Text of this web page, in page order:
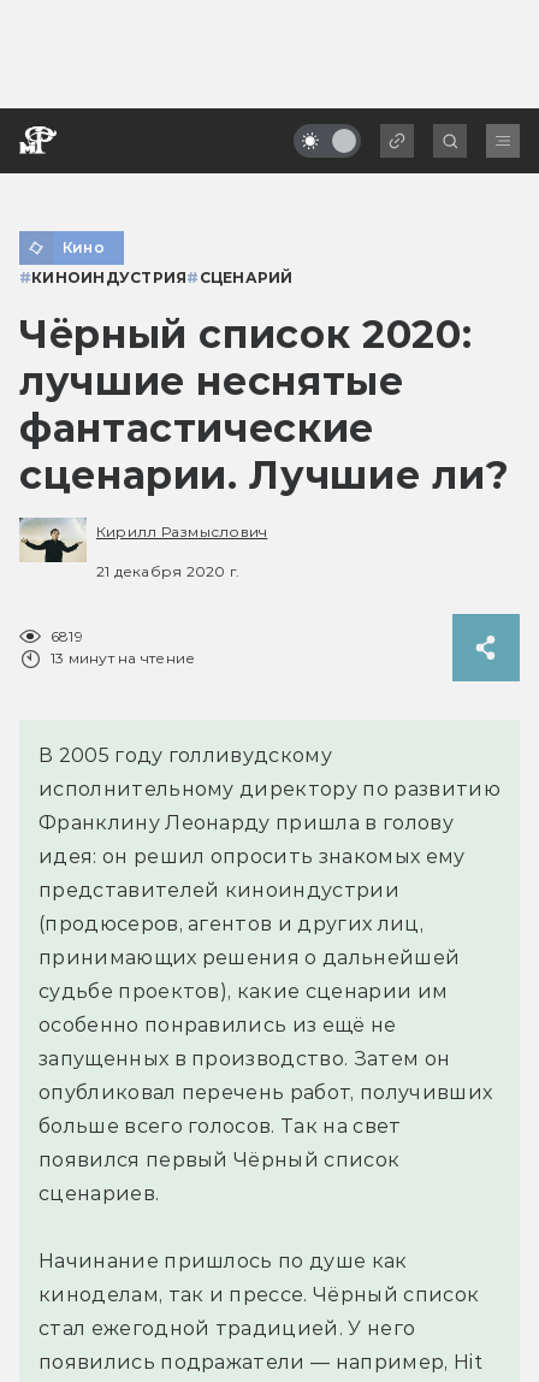
Кино
#КИНОИНДУСТРИЯ# СЦЕНАРИЙ
Чёрный список 2020:
лучшие неснятые
фантастические
сценарии. Лучшие ли?
Кирилл Размыслович
21 декабря 2020 г.
6819
13 минут на чтение
В 2005 году голливудскому
исполнительному директору по развитию
Франклину Леонарду пришла в голову
идея: он решил опросить знакомых ему
представителей киноиндустрии
(продюсеров, агентов и других лиц,
принимающих решения о дальнейшей
судьбе проектов), какие сценарии им
особенно понравились из ещё не
запущенных в производство. Затем он
опубликовал перечень работ, получивших
больше всего голосов. Так на свет
появился первый Чёрный список
сценариев.
Начинание пришлось по душе как
киноделам, так и прессе. Чёрный список
стал ежегодной традицией. У него
появились подражатели — например, Hit